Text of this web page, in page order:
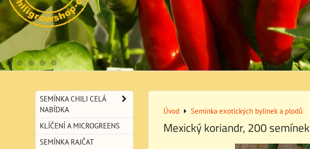
Úvod Semínka exotických bylinek a plodů
Mexický koriandr, 200 semínek
SEMÍNKA CHILI CELÁ
NABÍDKA
KLÍČENÍ A MICROGREENS
SEMÍNKA RAJČAT